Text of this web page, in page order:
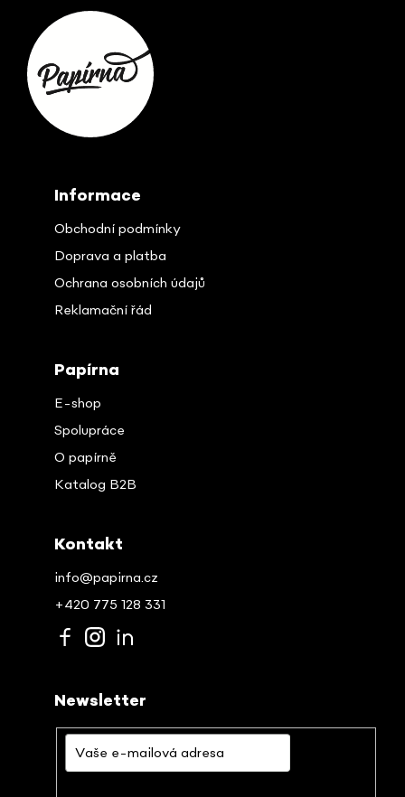
Informace
Obchodní podmínky
Doprava a platba
Ochrana osobních údajů
Reklamační řád
Papírna
E-shop
Spolupráce
O papírně
Katalog B2B
Kontakt
info@papirna.cz
+420 775 128 331
Newsletter